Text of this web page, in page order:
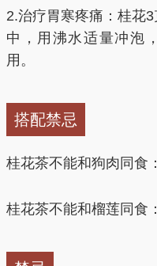
2.治疗胃寒疼痛：桂花
中，用沸水适量冲泡
用。
搭配禁忌
桂花茶不能和狗肉同食
桂花茶不能和榴莲同食